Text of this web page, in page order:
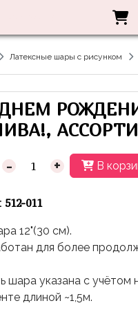
Латексные шары с рисунком
АССОРТИ
- + В
512-011
12"(30 см).
для более
шара указана с учётом
длиной ~1,5м.